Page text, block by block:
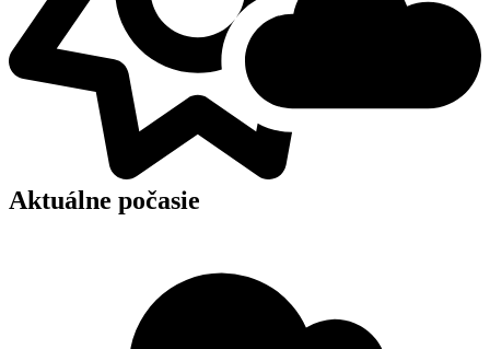
Aktuálne počasie